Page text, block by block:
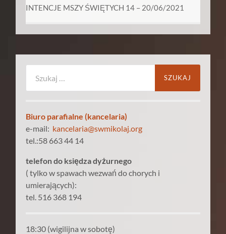
INTENCJE MSZY ŚWIĘTYCH 14 – 20/06/2021
Biuro parafialne (kancelaria)
e-mail: kancelaria@swmikolaj.org
tel.:58 663 44 14
telefon do księdza dyżurnego
( tylko w spawach wezwań do chorych i
umierających):
tel. 516 368 194
18:30 (wigilijna w sobotę)